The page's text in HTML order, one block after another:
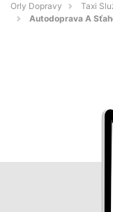
Orly Dopravy
Taxi
Autodoprava A